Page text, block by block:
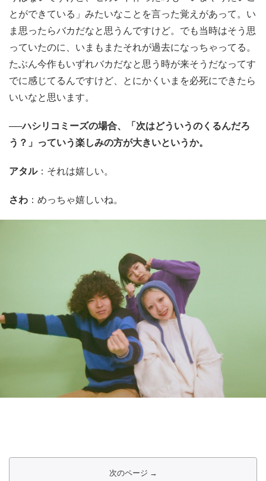
とができている」みたいなことを言った覚えがあって。い
ま思ったらバカだなと思うんですけど。でも当時はそう思
っていたのに、いまもまたそれが過去になっちゃってる。
たぶん今作もいずれバカだなと思う時が来そうだなってす
でに感じてるんですけど、とにかくいまを必死にできたら
いいなと思います。
──ハシリコミーズの場合、「次はどういうのくるんだろ
う？」っていう楽しみの方が大きいというか。
アタル：それは嬉しい。
さわ ：めっちゃ嬉しいね。
次のページ →